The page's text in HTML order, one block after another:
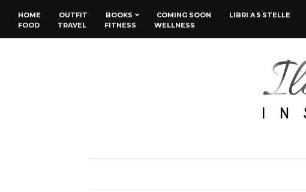
HOME OUTFIT BOOKS COMING SOON LIBRI A 5 STELLE
FOOD
TRAVEL FITNESS WELLNESS